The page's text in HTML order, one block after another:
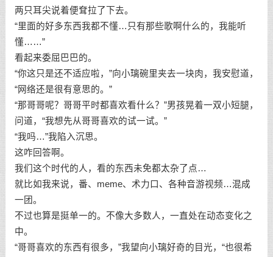
两只耳尖说着便耷拉了下去。
“里面的好多东西我都不懂…只有那些歌啊什么的，我能听
懂……”
看起来委屈巴巴的。
“你这只是还不适应啦，”向小璃碗里夹去一块肉，我安慰道，
“网络还是很有意思的。”
“那哥哥呢？哥哥平时都喜欢看什么？”男孩晃着一双小短腿，
问道，“我想先从哥哥喜欢的试一试。”
“我吗…”我陷入沉思。
这咋回答啊。
我们这个时代的人，看的东西未免都太杂了点…
就比如我来说，番、meme、术力口、各种音游视频…混成
一团。
不过也算是挺单一的。不像大多数人，一直处在动态变化之
中。
“哥哥喜欢的东西有很多，”我望向小璃好奇的目光，“也很希